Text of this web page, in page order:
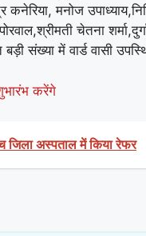
कनेरिया, मनोज
चेतना शर्मा,दुर्गा
बड़ी संख्या में वार्ड वासी
करेंगे
जिला अस्पताल में किया रेफर